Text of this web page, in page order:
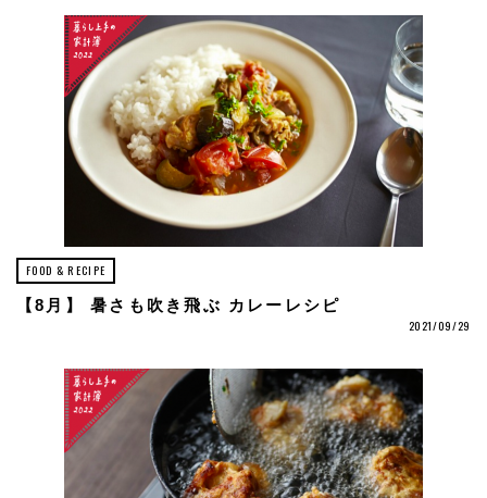
FOOD & RECIPE
【8月】 暑さも吹き飛ぶ カレーレシピ
2021/09/29